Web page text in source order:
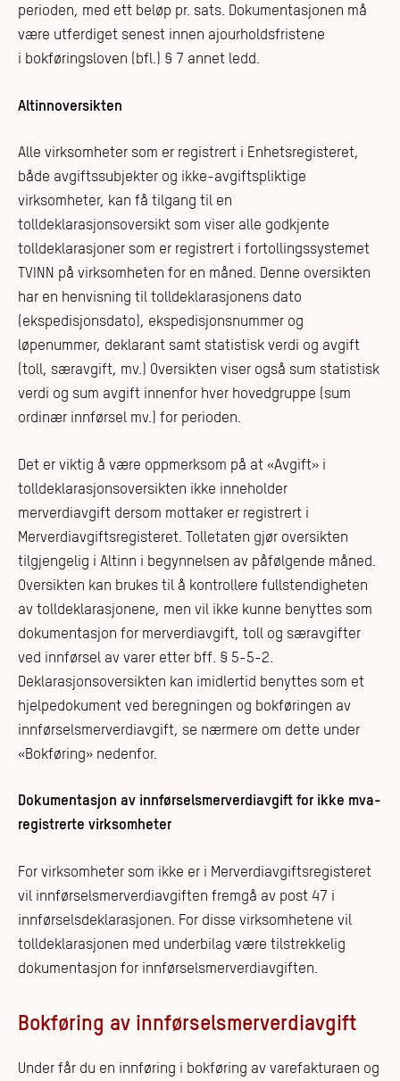
perioden, med ett beløp pr. sats. Dokumentasjonen må
være utferdiget senest innen ajourholdsfristene
i bokføringsloven (bfl.) § 7 annet ledd.
Altinnoversikten
Alle virksomheter som er registrert i Enhetsregisteret,
både avgiftssubjekter og ikke-avgiftspliktige
virksomheter, kan få tilgang til en
tolldeklarasjonsoversikt som viser alle godkjente
tolldeklarasjoner som er registrert i fortollingssystemet
TVINN på virksomheten for en måned. Denne oversikten
har en henvisning til tolldeklarasjonens dato
(ekspedisjonsdato), ekspedisjonsnummer og
løpenummer, deklarant samt statistisk verdi og avgift
(toll, særavgift, mv.) Oversikten viser også sum statistisk
verdi og sum avgift innenfor hver hovedgruppe (sum
ordinær innførsel mv.) for perioden.
Det er viktig å være oppmerksom på at «Avgift» i
tolldeklarasjonsoversikten ikke inneholder
merverdiavgift dersom mottaker er registrert i
Merverdiavgiftsregisteret. Tolletaten gjør oversikten
tilgjengelig i Altinn i begynnelsen av påfølgende måned.
Oversikten kan brukes til å kontrollere fullstendigheten
av tolldeklarasjonene, men vil ikke kunne benyttes som
dokumentasjon for merverdiavgift, toll og særavgifter
ved innførsel av varer etter bff. § 5-5-2.
Deklarasjonsoversikten kan imidlertid benyttes som et
hjelpedokument ved beregningen og bokføringen av
innførselsmerverdiavgift, se nærmere om dette under
«Bokføring» nedenfor.
Dokumentasjon av innførselsmerverdiavgift for ikke mva-
registrerte virksomheter
For virksomheter som ikke er i Merverdiavgiftsregisteret
vil innførselsmerverdiavgiften fremgå av post 47 i
innførselsdeklarasjonen. For disse virksomhetene vil
tolldeklarasjonen med underbilag være tilstrekkelig
dokumentasjon for innførselsmerverdiavgiften.
Bokføring av innførselsmerverdiavgift
Under får du en innføring i bokføring av varefakturaen og